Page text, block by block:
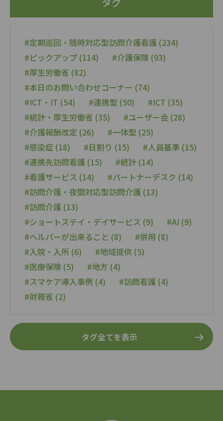
#定期巡回・随時対応型訪問介護看護 (234)
#ピックアップ (114)
#介護保険 (93)
#厚生労働省 (82)
#本日のお問い合わせコーナー (74)
#ICT・IT (54)
#連携型 (50)
#ICT (35)
#統計・厚生労働省 (35)
#ユーザー会 (28)
#介護報酬改定 (26)
#一体型 (25)
#感染症 (18)
#日割り (15)
#人員基準 (15)
#連携先訪問看護 (15)
#統計 (14)
#看護サービス (14)
#パートナーデスク (14)
#訪問介護・夜間対応型訪問介護 (13)
#訪問介護 (13)
#ショートステイ・デイサービス (9)
#AI (9)
#ヘルパーが出来ること (8)
#併用 (8)
#入院・入所 (6)
#地域提供 (5)
#医療保険 (5)
#地方 (4)
#スマケア導入事例 (4)
#訪問看護 (4)
#財務省 (2)
タグ全てを表示